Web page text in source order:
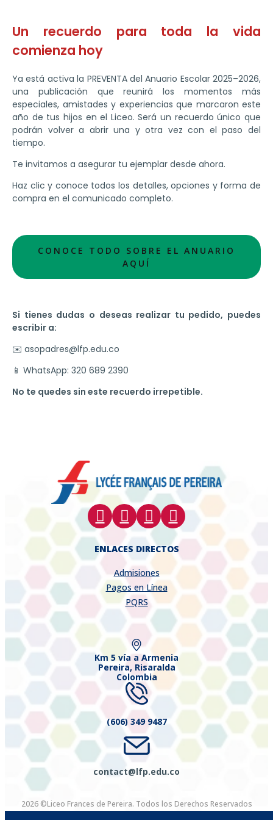
Un recuerdo para toda la vida
comienza hoy
Ya está activa la PREVENTA del Anuario Escolar 2025–2026,
una publicación que reunirá los momentos más
especiales, amistades y experiencias que marcaron este
año de tus hijos en el Liceo. Será un recuerdo único que
podrán volver a abrir una y otra vez con el paso del
tiempo.
Te invitamos a asegurar tu ejemplar desde ahora.
Haz clic y conoce todos los detalles, opciones y forma de
compra en el comunicado completo.
CONOCE TODO SOBRE EL ANUARIO
AQUÍ
Si tienes dudas o deseas realizar tu pedido, puedes
escribir a:
✉️ asopadres@lfp.edu.co
📱 WhatsApp: 320 689 2390
No te quedes sin este recuerdo irrepetible.
ENLACES DIRECTOS
Admisiones
Pagos en Línea
PQRS
Km 5 vía a Armenia
Pereira, Risaralda
Colombia
(606) 349 9487
contact@lfp.edu.co
2026 ©Liceo Frances de Pereira. Todos los Derechos Reservados